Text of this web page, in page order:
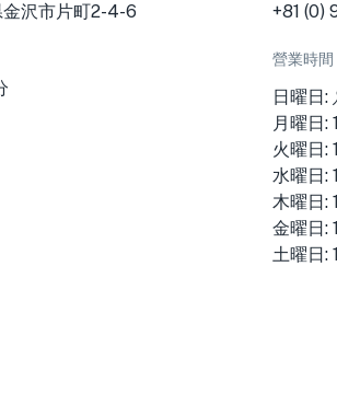
沢市片町2-4-6 +81 (0)
營業時間
日曜日:
月曜日:
火曜日:
水曜日:
木曜日:
金曜日:
土曜日: